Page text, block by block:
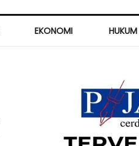
EKONOMI HUKUM